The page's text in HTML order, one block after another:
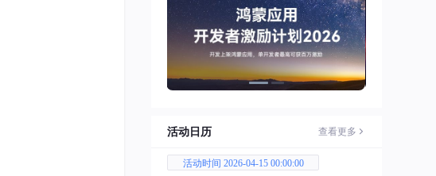
活动日历 查看更多
活动时间 2026-04-15 00:00:00